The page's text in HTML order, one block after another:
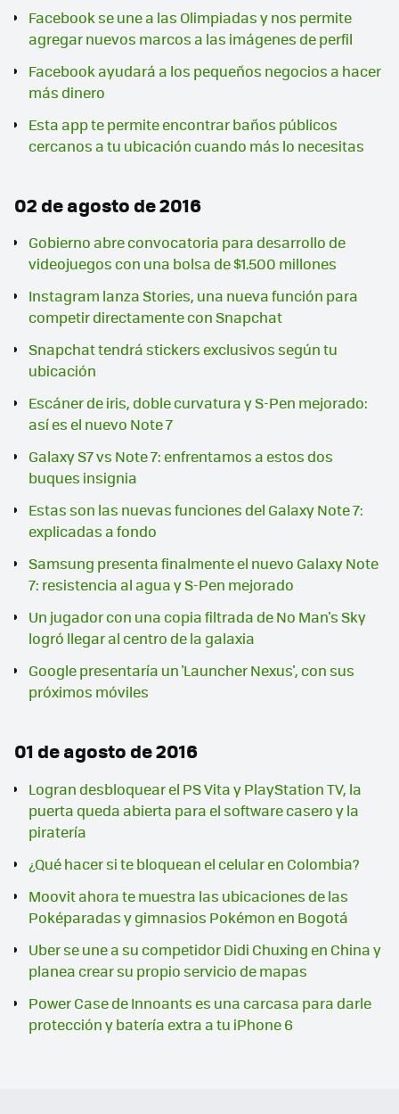
Facebook se une a las Olimpiadas y nos permite
agregar nuevos marcos a las imágenes de perfil
Facebook ayudará a los pequeños negocios a hacer
más dinero
Esta app te permite encontrar baños públicos
cercanos a tu ubicación cuando más lo necesitas
02 de agosto de 2016
Gobierno abre convocatoria para desarrollo de
videojuegos con una bolsa de $1.500 millones
Instagram lanza Stories, una nueva función para
competir directamente con Snapchat
Snapchat tendrá stickers exclusivos según tu
ubicación
Escáner de iris, doble curvatura y S-Pen mejorado:
así es el nuevo Note 7
Galaxy S7 vs Note 7: enfrentamos a estos dos
buques insignia
Estas son las nuevas funciones del Galaxy Note 7:
explicadas a fondo
Samsung presenta finalmente el nuevo Galaxy Note
7: resistencia al agua y S-Pen mejorado
Un jugador con una copia filtrada de No Man's Sky
logró llegar al centro de la galaxia
Google presentaría un 'Launcher Nexus', con sus
próximos móviles
01 de agosto de 2016
Logran desbloquear el PS Vita y PlayStation TV, la
puerta queda abierta para el software casero y la
piratería
¿Qué hacer si te bloquean el celular en Colombia?
Moovit ahora te muestra las ubicaciones de las
Poképaradas y gimnasios Pokémon en Bogotá
Uber se une a su competidor Didi Chuxing en China y
planea crear su propio servicio de mapas
Power Case de Innoants es una carcasa para darle
protección y batería extra a tu iPhone 6